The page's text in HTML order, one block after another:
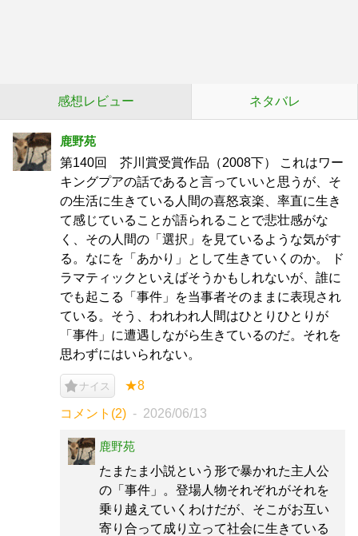
感想レビュー ネタバレ
鹿野苑
第140回 芥川賞受賞作品（2008下） これはワー
キングプアの話であると言っていいと思うが、そ
の生活に生きている人間の喜怒哀楽、率直に生き
て感じていることが語られることで悲壮感がな
く、その人間の「選択」を見ているような気がす
る。なにを「あかり」として生きていくのか。 ド
ラマティックといえばそうかもしれないが、誰に
でも起こる「事件」を当事者そのままに表現され
ている。そう、われわれ人間はひとりひとりが
「事件」に遭遇しながら生きているのだ。それを
思わずにはいられない。
ナイス ★8
コメント(2) 2026/06/13
鹿野苑
たまたま小説という形で暴かれた主人公
の「事件」。登場人物それぞれがそれを
乗り越えていくわけだが、そこがお互い
寄り合って成り立って社会に生きている